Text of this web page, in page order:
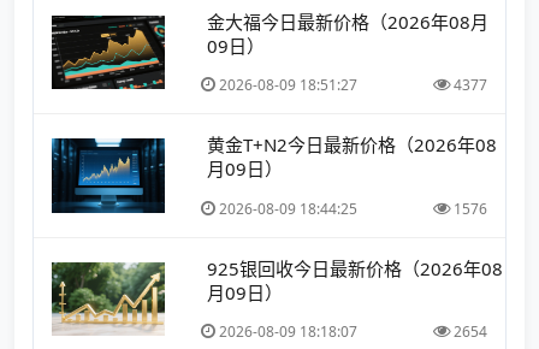
金大福今日最新价格（2026年08月
09日）
2026-08-09 18:51:27 4377
黄金T+N2今日最新价格（2026年08
月09日）
2026-08-09 18:44:25 1576
925银回收今日最新价格（2026年08
月09日）
2026-08-09 18:18:07 2654